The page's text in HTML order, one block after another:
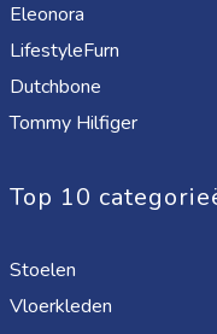
Eleonora
LifestyleFurn
Dutchbone
Tommy Hilfiger
Top 10
Stoelen
Vloerkleden